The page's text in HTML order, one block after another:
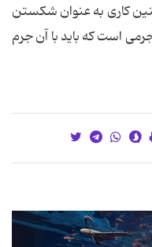
کاری به عنوان شکستن
است که باید با آن جرم